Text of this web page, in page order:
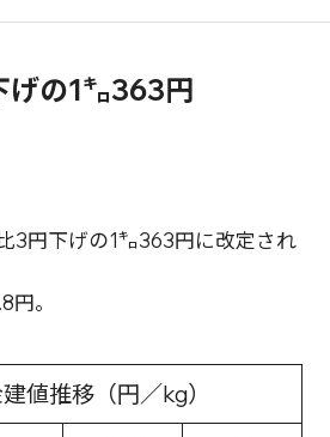
げの1㌔363円
3円下げの1㌔363円に改定され
。
値推移（円／kg）